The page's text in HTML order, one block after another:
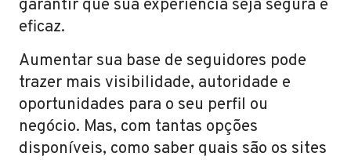
garantir que sua experiência seja segura e
eficaz.
Aumentar sua base de seguidores pode
trazer mais visibilidade, autoridade e
oportunidades para o seu perfil ou
negócio. Mas, com tantas opções
disponíveis, como saber quais são os sites